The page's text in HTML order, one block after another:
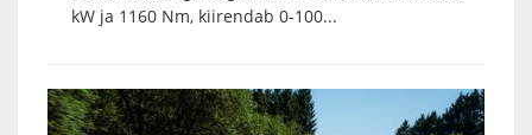
kW ja 1160 Nm, kiirendab 0-100...